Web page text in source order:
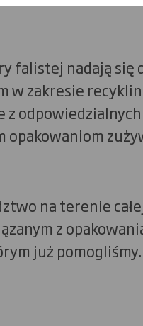
falistej nadają się
w zakresie
z
na terenie
z
już pomogliśmy.